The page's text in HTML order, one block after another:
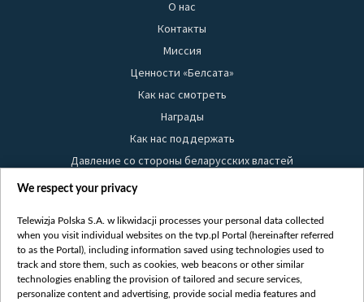
О нас
Контакты
Миссия
Ценности «Белсата»
Как нас смотреть
Награды
Как нас поддержать
Давление со стороны беларусских властей
Правила использования материалов
Безопасность
Youtube
Белсат news
Белсат Life
We respect your privacy
Telewizja Polska S.A. w likwidacji processes your personal data collected
when you visit individual websites on the tvp.pl Portal (hereinafter referred
to as the Portal), including information saved using technologies used to
track and store them, such as cookies, web beacons or other similar
technologies enabling the provision of tailored and secure services,
personalize content and advertising, provide social media features and